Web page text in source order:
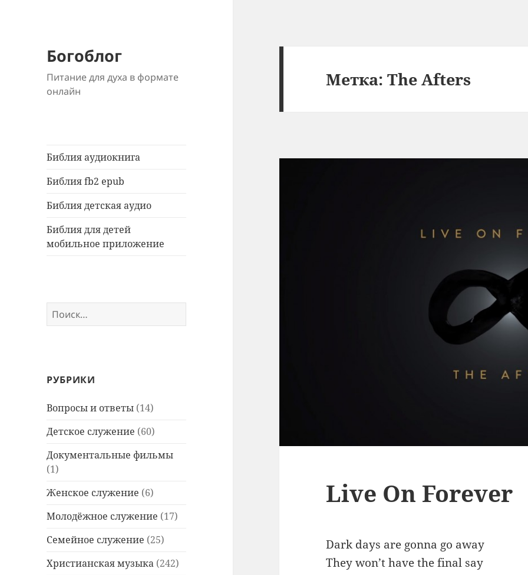
Богоблог
Питание для духа в формате
онлайн
Библия аудиокнига
Библия fb2 epub
Библия детская аудио
Библия для детей
мобильное приложение
Найти:
РУБРИКИ
Вопросы и ответы (14)
Детское служение (60)
Документальные фильмы
(1)
Женское служение (6)
Молодёжное служение (17)
Семейное служение (25)
Христианская музыка (242)
Метка:The Afters
Live On Forever
Dark days are gonna go away
They won’t have the final say